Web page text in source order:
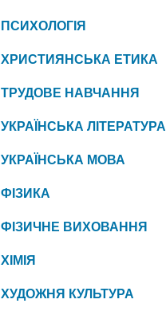
ПСИХОЛОГІЯ
ХРИСТИЯНСЬКА ЕТИКА
ТРУДОВЕ НАВЧАННЯ
УКРАЇНСЬКА ЛІТЕРАТУРА
УКРАЇНСЬКА МОВА
ФІЗИКА
ФІЗИЧНЕ ВИХОВАННЯ
ХІМІЯ
ХУДОЖНЯ КУЛЬТУРА